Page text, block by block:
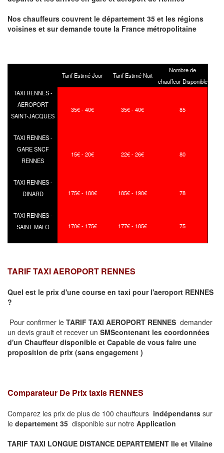
Nos chauffeurs couvrent le département 35 et les régions
voisines et sur demande toute la France métropolitaine
Tarif Estimé Jour Tarif Estimé Nuit
Nombre de
chauffeur Disponible
TAXI RENNES -
AEROPORT
SAINT-JACQUES
35€ - 40€ 35€ - 40€ 85
TAXI RENNES -
GARE SNCF
RENNES
15€ - 20€ 22€ - 26€ 80
TAXI RENNES -
DINARD
175€ - 180€ 185€ - 190€ 78
TAXI RENNES -
SAINT MALO
170€ - 175€ 177€ - 185€ 75
TARIF TAXI AEROPORT RENNES
Quel est le prix d'une course en taxi pour l'aeroport RENNES
?
Pour confirmer le TARIF TAXI AEROPORT RENNES demander
un devis grauit et recever un SMScontenant les coordonnées
d'un Chauffeur disponible et Capable de vous faire une
proposition de prix (sans engagement )
Comparateur De Prix taxis RENNES
Comparez les prix de plus de 100 chauffeurs indépendants sur
le departement 35 disponible sur notre Application
TARIF TAXI LONGUE DISTANCE DEPARTEMENT Ile et Vilaine